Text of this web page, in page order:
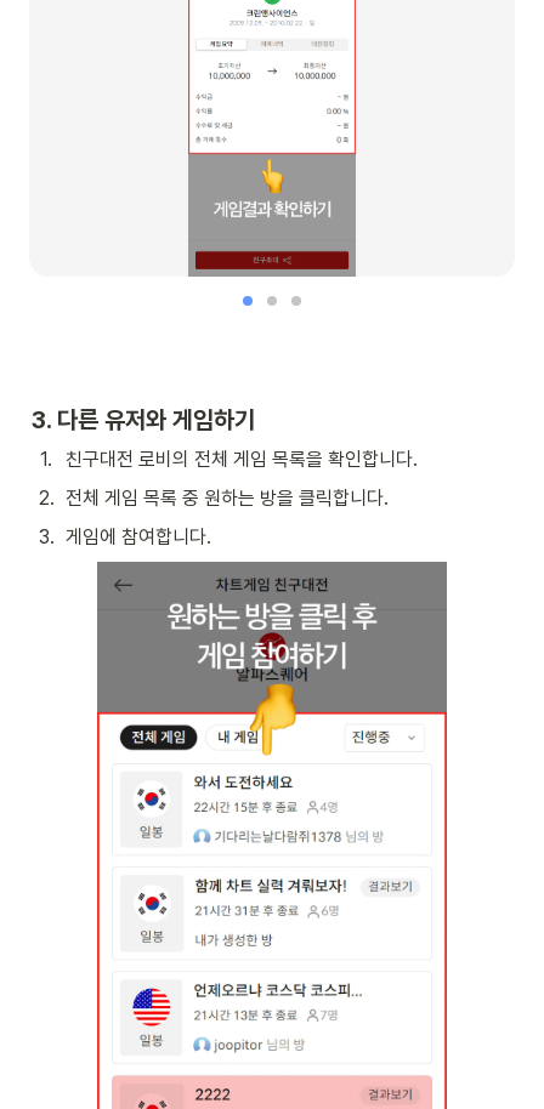
3. 다른 유저와 게임하기
1.
친구대전 로비의 전체 게임 목록을 확인합니다.
2. 전체 게임 목록 중 원하는 방을 클릭합니다.
3. 게임에 참여합니다.